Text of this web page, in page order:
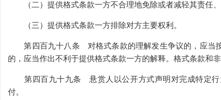
（二）提供格式条款一方不合理地免除或者减轻其责任、
（三）提供格式条款一方排除对方主要权利。
第四百九十八条 对格式条款的理解发生争议的，应当按
的，应当作出不利于提供格式条款一方的解释。格式条款和
第四百九十九条 悬赏人以公开方式声明对完成特定行
付。